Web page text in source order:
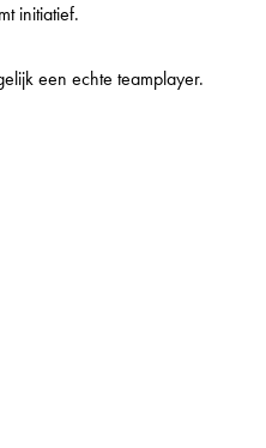
initiatief.
een echte teamplayer.